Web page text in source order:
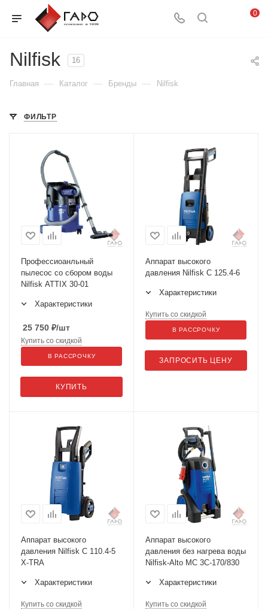
0
Nilfisk 16
Главная — Каталог — Бренды — Nilfisk
ФИЛЬТР
Профессиоанльный
пылесос со сбором воды
Nilfisk ATTIX 30-01
Характеристики
25 750 ₽/шт
КУПИТЬ
Купить со скидкой
В РАССРОЧКУ
Аппарат высокого
давления Nilfisk C 125.4-6
Характеристики
ЗАПРОСИТЬ ЦЕНУ
Купить со скидкой
В РАССРОЧКУ
Аппарат высокого
давления Nilfisk C 110.4-5
X-TRA
Характеристики
Купить со скидкой
Аппарат высокого
давления без нагрева воды
Nilfisk-Alto MC 3C-170/830
Характеристики
Купить со скидкой